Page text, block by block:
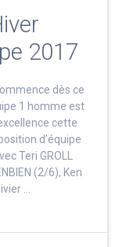
2017
dès ce
1 homme est
cette
d’équipe
Teri GROLL
(2/6), Ken
…